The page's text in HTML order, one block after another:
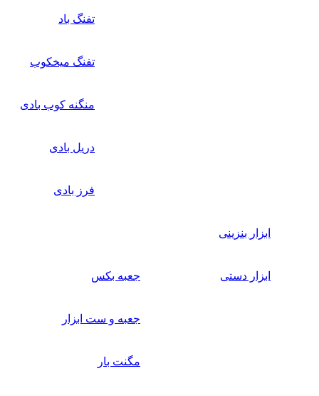
تفنگ باد
تفنگ میخکوب
منگنه کوب بادی
دریل بادی
فرز بادی
ابزار بنزینی
ابزار دستی جعبه بکس
جعبه و ست ابزار
مگنت بار